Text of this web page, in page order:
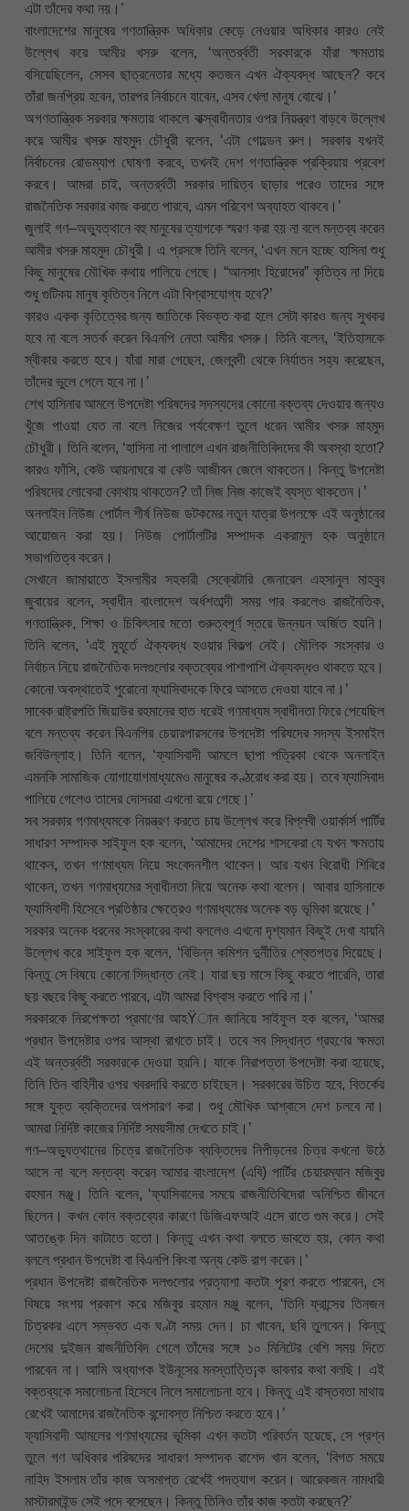
এটা তাঁদের কথা নয়।’
বাংলাদেশের মানুষের গণতান্ত্রিক অধিকার কেড়ে নেওয়ার অধিকার কারও নেই
উল্লেখ করে আমীর খসরু বলেন, ‘অন্তর্র্বতী সরকারকে যাঁরা ক্ষমতায়
বসিয়েছিলেন, সেসব ছাত্রনেতার মধ্যে কতজন এখন ঐক্যবদ্ধ আছেন? কবে
তাঁরা জনপ্রিয় হবেন, তারপর নির্বাচনে যাবেন, এসব খেলা মানুষ বোঝে।’
অগণতান্ত্রিক সরকার ক্ষমতায় থাকলে বাক্স্বাধীনতার ওপর নিয়ন্ত্রণ বাড়বে উল্লেখ
করে আমীর খসরু মাহমুদ চৌধুরী বলেন, ‘এটা গোল্ডেন রুল। সরকার যখনই
নির্বাচনের রোডম্যাপ ঘোষণা করবে, তখনই দেশ গণতান্ত্রিক প্রক্রিয়ায় প্রবেশ
করবে। আমরা চাই, অন্তর্র্বতী সরকার দায়িত্ব ছাড়ার পরেও তাদের সঙ্গে
রাজনৈতিক সরকার কাজ করতে পারবে, এমন পরিবেশ অব্যাহত থাকবে।’
জুলাই গণ–অভ্যুত্থানে বহু মানুষের ত্যাগকে স্মরণ করা হয় না বলে মন্তব্য করেন
আমীর খসরু মাহমুদ চৌধুরী। এ প্রসঙ্গে তিনি বলেন, ‘এখন মনে হচ্ছে হাসিনা শুধু
কিছু মানুষের মৌখিক কথায় পালিয়ে গেছে। “আনসাং হিরোদের” কৃতিত্ব না দিয়ে
শুধু গুটিকয় মানুষ কৃতিত্ব নিলে এটা বিশ্বাসযোগ্য হবে?’
কারও একক কৃতিত্বের জন্য জাতিকে বিভক্ত করা হলে সেটা কারও জন্য সুখকর
হবে না বলে সতর্ক করেন বিএনপি নেতা আমীর খসরু। তিনি বলেন, ‘ইতিহাসকে
স্বীকার করতে হবে। যাঁরা মারা গেছেন, জেলবন্দী থেকে নির্যাতন সহ্য করেছেন,
তাঁদের ভুলে গেলে হবে না।’
শেখ হাসিনার আমলে উপদেষ্টা পরিষদের সদস্যদের কোনো বক্তব্য দেওয়ার জন্যও
খুঁজে পাওয়া যেত না বলে নিজের পর্যবেক্ষণ তুলে ধরেন আমীর খসরু মাহমুদ
চৌধুরী। তিনি বলেন, ‘হাসিনা না পালালে এখন রাজনীতিবিদদের কী অবস্থা হতো?
কারও ফাঁসি, কেউ আয়নাঘরে বা কেউ আজীবন জেলে থাকতেন। কিন্তু উপদেষ্টা
পরিষদের লোকেরা কোথায় থাকতেন? তাঁ নিজ নিজ কাজেই ব্যস্ত থাকতেন।’
অনলাইন নিউজ পোর্টাল শীর্ষ নিউজ ডটকমের নতুন যাত্রা উপলক্ষে এই অনুষ্ঠানের
আয়োজন করা হয়। নিউজ পোর্টালটির সম্পাদক একরামুল হক অনুষ্ঠানে
সভাপতিত্ব করেন।
সেখানে জামায়াতে ইসলামীর সহকারী সেক্রেটারি জেনারেল এহসানুল মাহবুব
জুবায়ের বলেন, স্বাধীন বাংলাদেশ অর্ধশতাব্দী সময় পার করলেও রাজনৈতিক,
গণতান্ত্রিক, শিক্ষা ও চিকিৎসার মতো গুরুত্বপূর্ণ স্তরে উন্নয়ন অর্জিত হয়নি।
তিনি বলেন, ‘এই মুহূর্তে ঐক্যবদ্ধ হওয়ার বিকল্প নেই। মৌলিক সংস্কার ও
নির্বাচন নিয়ে রাজনৈতিক দলগুলোর বক্তব্যের পাশাপাশি ঐক্যবদ্ধও থাকতে হবে।
কোনো অবস্থাতেই পুরোনো ফ্যাসিবাদকে ফিরে আসতে দেওয়া যাবে না।’
সাবেক রাষ্ট্রপতি জিয়াউর রহমানের হাত ধরেই গণমাধ্যম স্বাধীনতা ফিরে পেয়েছিল
বলে মন্তব্য করেন বিএনপির চেয়ারপারসনের উপদেষ্টা পরিষদের সদস্য ইসমাইল
জবিউল্লাহ। তিনি বলেন, ‘ফ্যাসিবাদী আমলে ছাপা পত্রিকা থেকে অনলাইন
এমনকি সামাজিক যোগাযোগমাধ্যমেও মানুষের কণ্ঠরোধ করা হয়। তবে ফ্যাসিবাদ
পালিয়ে গেলেও তাদের দোসররা এখনো রয়ে গেছে।’
সব সরকার গণমাধ্যমকে নিয়ন্ত্রণ করতে চায় উল্লেখ করে বিপ্লবী ওয়ার্কার্স পার্টির
সাধারণ সম্পাদক সাইফুল হক বলেন, ‘আমাদের দেশের শাসকেরা যে যখন ক্ষমতায়
থাকেন, তখন গণমাধ্যম নিয়ে সংবেদনশীল থাকেন। আর যখন বিরোধী শিবিরে
থাকেন, তখন গণমাধ্যমের স্বাধীনতা নিয়ে অনেক কথা বলেন। আবার হাসিনাকে
ফ্যাসিবাদী হিসেবে প্রতিষ্ঠার ক্ষেত্রেও গণমাধ্যমের অনেক বড় ভূমিকা রয়েছে।’
সরকার অনেক ধরনের সংস্কারের কথা বললেও এখনো দৃশ্যমান কিছুই দেখা যায়নি
উল্লেখ করে সাইফুল হক বলেন, ‘বিভিন্ন কমিশন দুর্নীতির শ্বেতপত্র দিয়েছে।
কিন্তু সে বিষয়ে কোনো সিদ্ধান্ত নেই। যারা ছয় মাসে কিছু করতে পারেনি, তারা
ছয় বছরে কিছু করতে পারবে, এটা আমরা বিশ্বাস করতে পারি না।’
সরকারকে নিরপেক্ষতা প্রমাণের আহŸান জানিয়ে সাইফুল হক বলেন, ‘আমরা
প্রধান উপদেষ্টার ওপর আস্থা রাখতে চাই। তবে সব সিদ্ধান্ত গ্রহণের ক্ষমতা
এই অন্তর্র্বতী সরকারকে দেওয়া হয়নি। যাকে নিরাপত্তা উপদেষ্টা করা হয়েছে,
তিনি তিন বাহিনীর ওপর খবরদারি করতে চাইছেন। সরকারের উচিত হবে, বিতর্কের
সঙ্গে যুক্ত ব্যক্তিদের অপসারণ করা। শুধু মৌখিক আশ্বাসে দেশ চলবে না।
আমরা নির্দিষ্ট কাজের নির্দিষ্ট সময়সীমা দেখতে চাই।’
গণ–অভ্যুত্থানের চিত্রে রাজনৈতিক ব্যক্তিদের নিপীড়নের চিত্র কখনো উঠে
আসে না বলে মন্তব্য করেন আমার বাংলাদেশ (এবি) পার্টির চেয়ারম্যান মজিবুর
রহমান মঞ্জু। তিনি বলেন, ‘ফ্যাসিবাদের সময়ে রাজনীতিবিদেরা অনিশ্চিত জীবনে
ছিলেন। কখন কোন বক্তব্যের কারণে ডিজিএফআই এসে রাতে গুম করে। সেই
আতঙ্কে দিন কাটাতে হতো। কিন্তু এখন কথা বলতে ভাবতে হয়, কোন কথা
বললে প্রধান উপদেষ্টা বা বিএনপি কিংবা অন্য কেউ রাগ করেন।’
প্রধান উপদেষ্টা রাজনৈতিক দলগুলোর প্রত্যাশা কতটা পূরণ করতে পারবেন, সে
বিষয়ে সংশয় প্রকাশ করে মজিবুর রহমান মঞ্জু বলেন, ‘তিনি ফ্রান্সের তিনজন
চিত্রকর এলে সম্ভবত এক ঘণ্টা সময় দেন। চা খাবেন, ছবি তুলবেন। কিন্তু
দেশের দুইজন রাজনীতিবিদ গেলে তাঁদের সঙ্গে ১০ মিনিটের বেশি সময় দিতে
পারবেন না। আমি অধ্যাপক ইউনূসের মনস্তাত্তি¡ক ভাবনার কথা বলছি। এই
বক্তব্যকে সমালোচনা হিসেবে নিলে সমালোচনা হবে। কিন্তু এই বাস্তবতা মাথায়
রেখেই আমাদের রাজনৈতিক বন্দোবস্ত নিশ্চিত করতে হবে।’
ফ্যাসিবাদী আমলের গণমাধ্যমের ভূমিকা এখন কতটা পরিবর্তন হয়েছে, সে প্রশ্ন
তুলে গণ অধিকার পরিষদের সাধারণ সম্পাদক রাশেদ খান বলেন, ‘বিগত সময়ে
নাহিদ ইসলাম তাঁর কাজ অসমাপ্ত রেখেই পদত্যাগ করেন। আরেকজন নামধারী
মাস্টারমাইন্ড সেই পদে বসেছেন। কিন্তু তিনিও তাঁর কাজ কতটা করছেন?’